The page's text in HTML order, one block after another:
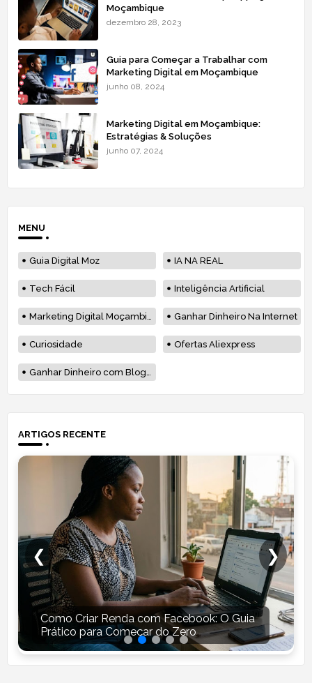
Moçambique
dezembro 28, 2023
Guia para Começar a Trabalhar com
Marketing Digital em Moçambique
junho 08, 2024
Marketing Digital em Moçambique:
Estratégias & Soluções
junho 07, 2024
MENU
Guia Digital Moz IA NA REAL
Tech Fácil Inteligência Artificial
Marketing Digital Moçambique Ganhar Dinheiro Na Internet
Curiosidade Ofertas Aliexpress
Ganhar Dinheiro com Blog em Moçambique
ARTIGOS RECENTE
Como Criar Renda com Facebook: O Guia
Prático para Começar do Zero
❮ ❯